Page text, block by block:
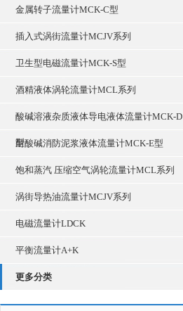
金属转子流量计MCK-C型
插入式涡街流量计MCJV系列
卫生型电磁流量计MCK-S型
酒精液体涡轮流量计MCL系列
酸碱溶液杂质液体导电液体流量计MCK-D
型
耐酸碱消防泥浆液体流量计MCK-E型
饱和蒸汽 压缩空气涡轮流量计MCL系列
涡街导热油流量计MCJV系列
电磁流量计LDCK
平衡流量计A+K
更多分类